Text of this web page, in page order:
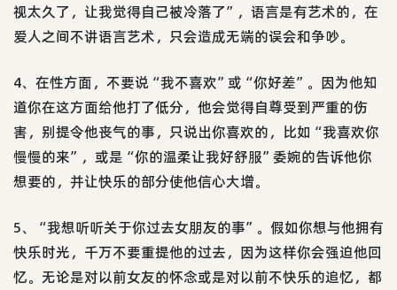
视太久了，让我觉得自己被冷落了”，语言是有艺术的，在
爱人之间不讲语言艺术，只会造成无端的误会和争吵。
4、在性方面，不要说“我不喜欢”或“你好差”。因为他知
道你在这方面给他打了低分，他会觉得自尊受到严重的伤
害，别提令他丧气的事，只说出你喜欢的，比如“我喜欢你
慢慢的来”，或是“你的温柔让我好舒服”委婉的告诉他你
想要的，并让快乐的部分使他信心大增。
5、“我想听听关于你过去女朋友的事”。假如你想与他拥有
快乐时光，千万不要重提他的过去，因为这样你会强迫他回
忆。无论是对以前女友的怀念或是对以前不快乐的追忆，都